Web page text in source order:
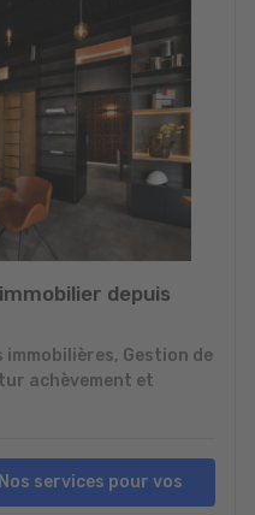
depuis
Gestion de
achèvement et
Nos services pour vos